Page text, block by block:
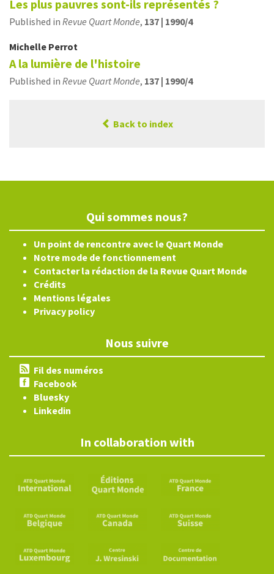
Les plus pauvres sont-ils représentés ?
Published in Revue Quart Monde, 137 | 1990/4
Michelle Perrot
A la lumière de l'histoire
Published in Revue Quart Monde, 137 | 1990/4
Back to index
Qui sommes nous?
Un point de rencontre avec le Quart Monde
Notre mode de fonctionnement
Contacter la rédaction de la Revue Quart Monde
Crédits
Mentions légales
Privacy policy
Nous suivre
Fil des numéros
Facebook
Bluesky
Linkedin
In collaboration with